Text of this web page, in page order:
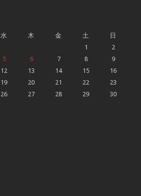
水 木 金 土
日
1
2
5 6 7 8
9
12 13 14 15
16
19 20 21 22
23
26 27 28 29
30